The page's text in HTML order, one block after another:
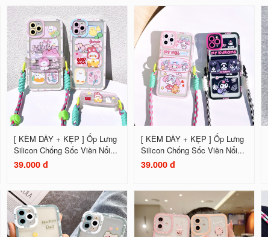
[ KÈM DÂY + KẸP ] Ốp Lưng
Silicon Chống Sốc Viền Nổi...
39.000 đ
[ KÈM DÂY + KẸP ] Ốp Lưng
Silicon Chống Sốc Viền Nổi...
39.000 đ